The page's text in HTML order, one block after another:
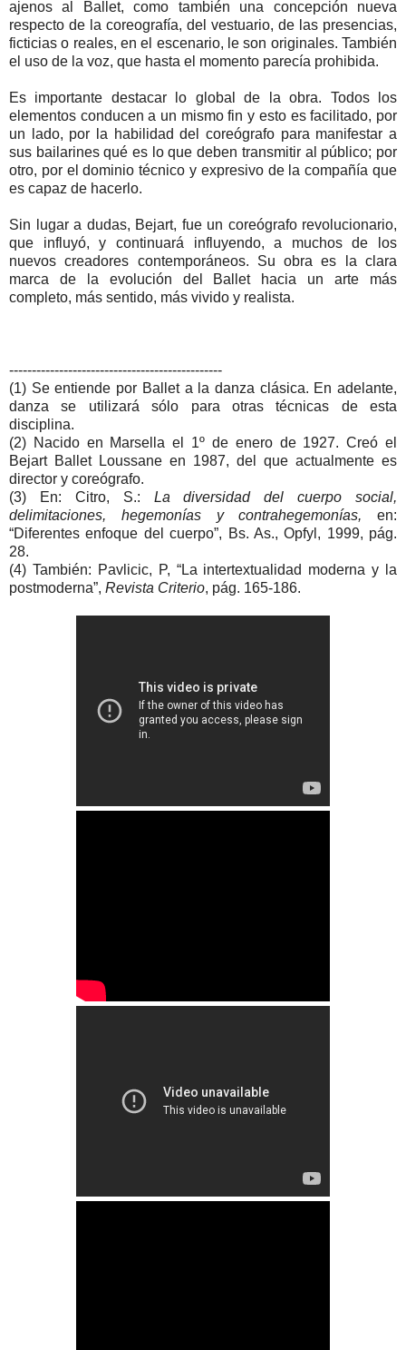
ajenos al Ballet, como también una concepción nueva
respecto de la coreografía, del vestuario, de las presencias,
ficticias o reales, en el escenario, le son originales. También
el uso de la voz, que hasta el momento parecía prohibida.
Es importante destacar lo global de la obra. Todos los
elementos conducen a un mismo fin y esto es facilitado, por
un lado, por la habilidad del coreógrafo para manifestar a
sus bailarines qué es lo que deben transmitir al público; por
otro, por el dominio técnico y expresivo de la compañía que
es capaz de hacerlo.
Sin lugar a dudas, Bejart, fue un coreógrafo revolucionario,
que influyó, y continuará influyendo, a muchos de los
nuevos creadores contemporáneos. Su obra es la clara
marca de la evolución del Ballet hacia un arte más
completo, más sentido, más vivido y realista.
-----------------------------------------------
(1) Se entiende por Ballet a la danza clásica. En adelante,
danza se utilizará sólo para otras técnicas de esta
disciplina.
(2) Nacido en Marsella el 1º de enero de 1927. Creó el
Bejart Ballet Loussane en 1987, del que actualmente es
director y coreógrafo.
(3) En: Citro, S.: La diversidad del cuerpo social,
delimitaciones, hegemonías y contrahegemonías, en:
“Diferentes enfoque del cuerpo”, Bs. As., Opfyl, 1999, pág.
28.
(4) También: Pavlicic, P, “La intertextualidad moderna y la
postmoderna”, Revista Criterio, pág. 165-186.